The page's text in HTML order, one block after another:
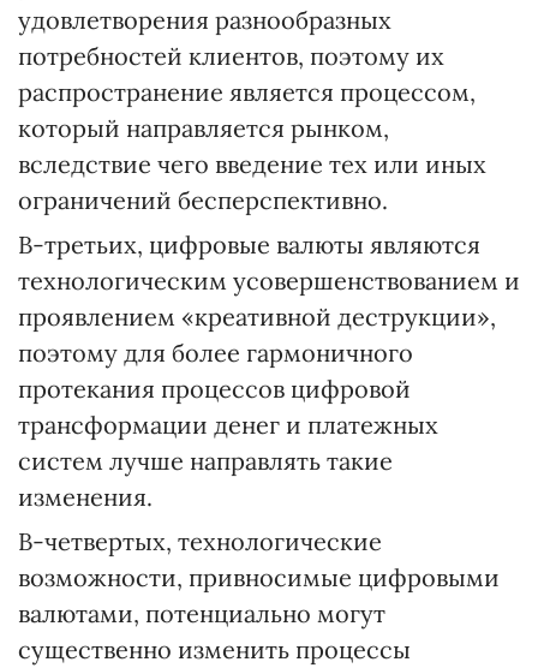
удовлетворения разнообразных
потребностей клиентов, поэтому их
распространение является процессом,
который направляется рынком,
вследствие чего введение тех или иных
ограничений бесперспективно.
В-третьих, цифровые валюты являются
технологическим усовершенствованием и
проявлением «креативной деструкции»,
поэтому для более гармоничного
протекания процессов цифровой
трансформации денег и платежных
систем лучше направлять такие
изменения.
В-четвертых, технологические
возможности, привносимые цифровыми
валютами, потенциально могут
существенно изменить процессы